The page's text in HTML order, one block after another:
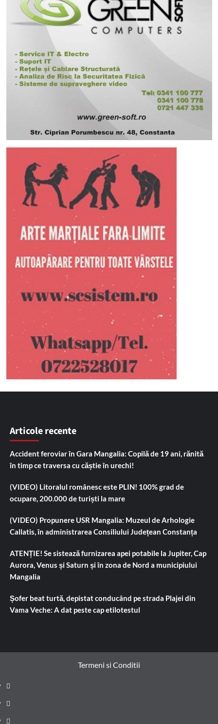
Articole recente
Accident feroviar în Gara Mangalia: Copilă de 19 ani, rănită
în timp ce traversa cu căștie în urechi!
(VIDEO) Litoralul românesc este PLIN! 100% grad de
ocupare, 200.000 de turiști la mare
(VIDEO) Propunere USR Mangalia: Muzeul de Arhologie
Callatis, în administrarea Consiliului Județean Constanța
ATENȚIE! Se sistează furnizarea apei potabile la Jupiter, Cap
Aurora, Venus și Saturn și în zona de Nord a municipiului
Mangalia
Șofer beat turtă, depistat conducând pe strada Plajei din
Vama Veche: A dat peste cap etilotestul
Termeni si Conditii
Prima
pagină
Știri
de
Administrație